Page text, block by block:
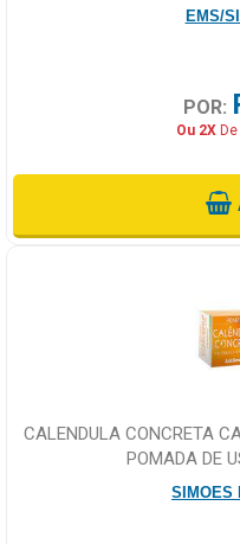
EMS/
POR:
Ou 2XDe
CALENDULA CONCRETA
POMADA DE
SIMOES